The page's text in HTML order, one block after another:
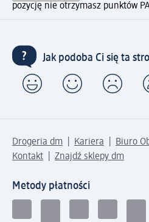
pozycję nie otrzymasz punktów
Jak podoba Ci się ta
Drogeria dm Kariera
Biuro
Kontakt
Znajdź sklepy dm
Metody płatności